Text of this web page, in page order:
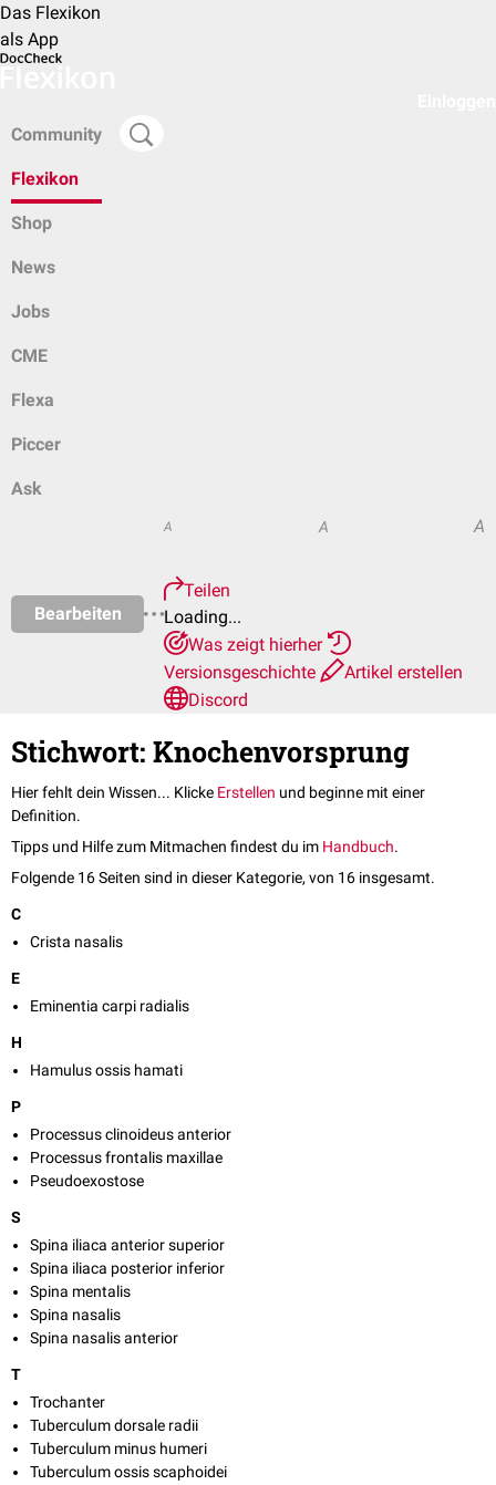
Das Flexikon
als App
Community
Flexikon
Shop
News
Jobs
CME
Flexa
Piccer
Ask
Bearbeiten
A A A
Teilen
Loading...
Was zeigt hierher
Versionsgeschichte
Artikel erstellen
Discord
Stichwort: Knochenvorsprung
Hier fehlt dein Wissen... Klicke Erstellen und beginne mit einer
Definition.
Tipps und Hilfe zum Mitmachen findest du im Handbuch.
Folgende 16 Seiten sind in dieser Kategorie, von 16 insgesamt.
C
Crista nasalis
E
Eminentia carpi radialis
H
Hamulus ossis hamati
P
Processus clinoideus anterior
Processus frontalis maxillae
Pseudoexostose
S
Spina iliaca anterior superior
Spina iliaca posterior inferior
Spina mentalis
Spina nasalis
Spina nasalis anterior
T
Trochanter
Tuberculum dorsale radii
Tuberculum minus humeri
Tuberculum ossis scaphoidei